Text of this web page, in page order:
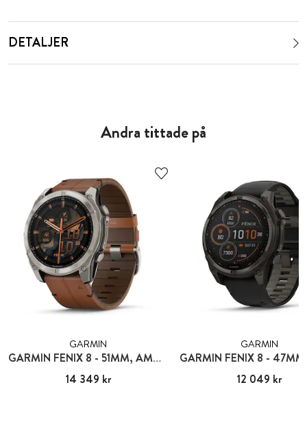
DETALJER
Andra tittade på
GARMIN
GARMIN FENIX 8 - 51MM, AMOLED
Pris: 14 349 kr
14 349 kr
GARMIN
Pris: 12 049 kr
12 049 kr